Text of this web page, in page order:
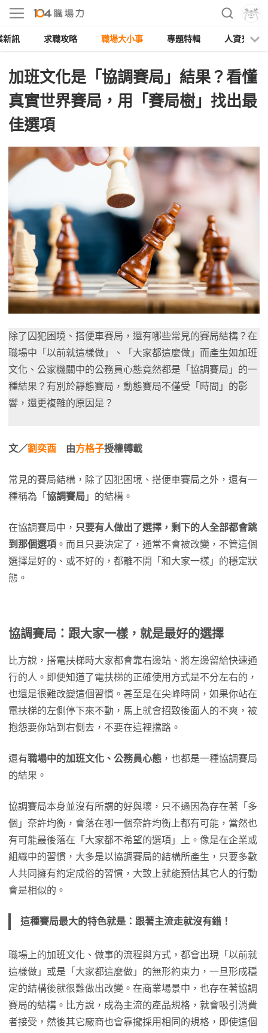
新訊 求職攻略 職場大小事 專題特輯 人資充電
加班文化是「協調賽局」結果？看懂
真實世界賽局，用「賽局樹」找出最
佳選項
除了囚犯困境、搭便車賽局，還有哪些常見的賽局結構？在
職場中「以前就這樣做」、「大家都這麼做」而產生如加班
文化、公家機關中的公務員心態竟然都是「協調賽局」的一
種結果？有別於靜態賽局，動態賽局不僅受「時間」的影
響，還更複雜的原因是？
文／劉奕酉 由方格子授權轉載
常見的賽局結構，除了囚犯困境、搭便車賽局之外，還有一
種稱為「 協調賽局 」的結構。
在協調賽局中， 只要有人做出了選擇，剩下的人全部都會跳
到那個選項 。而且只要決定了，通常不會被改變，不管這個
選擇是好的、或不好的，都離不開「和大家一樣」的穩定狀
態。
協調賽局：跟大家一樣，就是最好的選擇
比方說，搭電扶梯時大家都會靠右邊站、將左邊留給快速通
行的人。即便知道了電扶梯的正確使用方式是不分左右的，
也還是很難改變這個習慣。甚至是在尖峰時間，如果你站在
電扶梯的左側停下來不動，馬上就會招致後面人的不爽，被
抱怨要你站到右側去，不要在這裡擋路。
還有職場中的加班文化、公務員心態 ，也都是一種協調賽局
的結果。
協調賽局本身並沒有所謂的好與壞，只不過因為存在著「多
個」奈許均衡，會落在哪一個奈許均衡上都有可能，當然也
有可能最後落在「大家都不希望的選項」上。像是在企業或
組織中的習慣，大多是以協調賽局的結構所產生，只要多數
人共同擁有約定成俗的習慣，大致上就能預估其它人的行動
會是相似的。
這種賽局最大的特色就是：跟著主流走就沒有錯！
職場上的加班文化、做事的流程與方式，都會出現「以前就
這樣做」或是「大家都這麼做」的無形約束力，一旦形成穩
定的結構後就很難做出改變。在商業場景中，也存在著協調
賽局的結構。比方說，成為主流的產品規格，就會吸引消費
者接受，然後其它廠商也會靠攏採用相同的規格，即使這個